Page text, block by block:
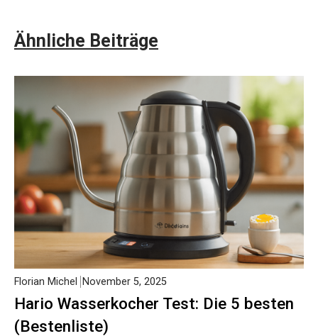
Ähnliche Beiträge
Hario Wasserkocher Test: Die 5 besten
(Bestenliste)
Florian Michel November 5, 2025